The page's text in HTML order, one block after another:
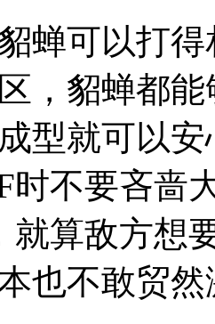
蝉可以打
，貂蝉都
型就可以
时不要吝啬
就算敌方想
也不敢贸